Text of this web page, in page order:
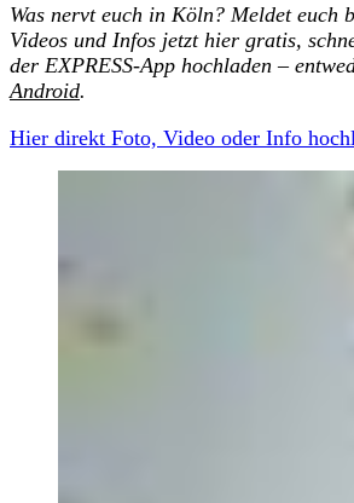
Was nervt euch in Köln? Meldet euch
Videos und Infos jetzt hier gratis,
der EXPRESS-App hochladen –
Android.
Hier direkt Foto, Video oder Info